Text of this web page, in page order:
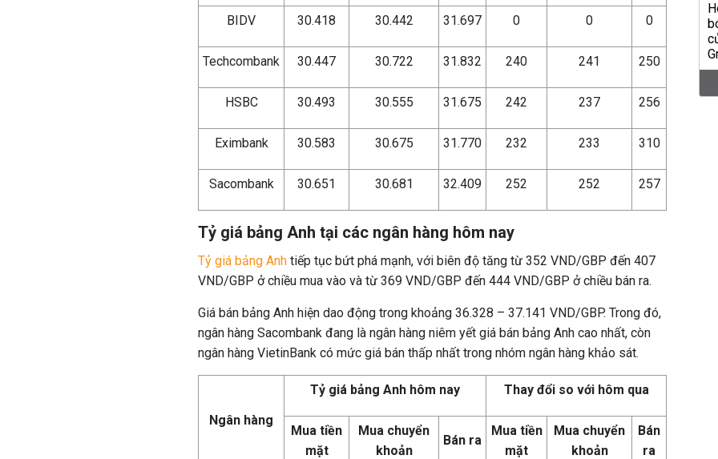
BIDV 30.418 30.442 31.697 0 0 0
Techcombank 30.447 30.722 31.832 240 241 250
HSBC 30.493 30.555 31.675 242 237 256
Eximbank 30.583 30.675 31.770 232 233 310
Sacombank 30.651 30.681 32.409 252 252 257
Tỷ giá bảng Anh tại các ngân hàng hôm nay
Tỷ giá bảng Anh tiếp tục bứt phá mạnh, với biên độ tăng từ 352 VND/GBP đến 407
VND/GBP ở chiều mua vào và từ 369 VND/GBP đến 444 VND/GBP ở chiều bán ra.
Giá bán bảng Anh hiện dao động trong khoảng 36.328 – 37.141 VND/GBP. Trong đó,
ngân hàng Sacombank đang là ngân hàng niêm yết giá bán bảng Anh cao nhất, còn
ngân hàng VietinBank có mức giá bán thấp nhất trong nhóm ngân hàng khảo sát.
Ngân hàng
Tỷ giá bảng Anh hôm nay Thay đổi so với hôm qua
Mua tiền
mặt
Mua chuyển
khoản
Bán ra
Mua tiền
mặt
Mua chuyển
khoản
Bán
ra